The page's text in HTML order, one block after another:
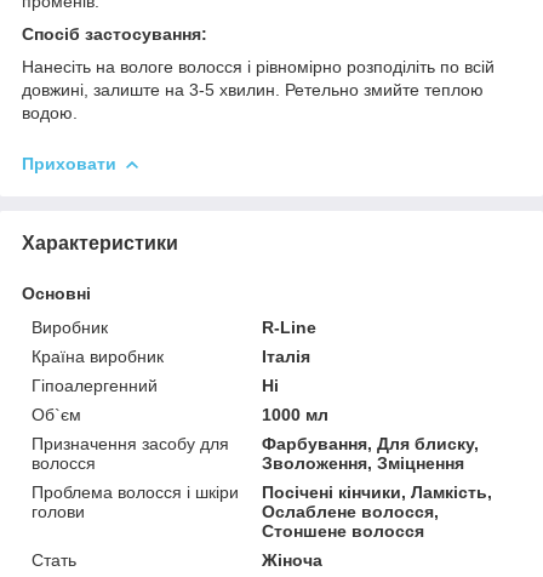
Спосіб застосування:
Нанесіть на вологе волосся і рівномірно розподіліть по всій
довжині, залиште на 3-5 хвилин. Ретельно змийте теплою
водою.
Приховати
Характеристики
Основні
Виробник
R-Line
Країна виробник
Італія
Гіпоалергенний
Ні
Об`єм
1000 мл
Призначення засобу для
волосся
Фарбування, Для блиску,
Зволоження, Зміцнення
Проблема волосся і шкіри
голови
Посічені кінчики, Ламкість,
Ослаблене волосся,
Стоншене волосся
Стать
Жіноча